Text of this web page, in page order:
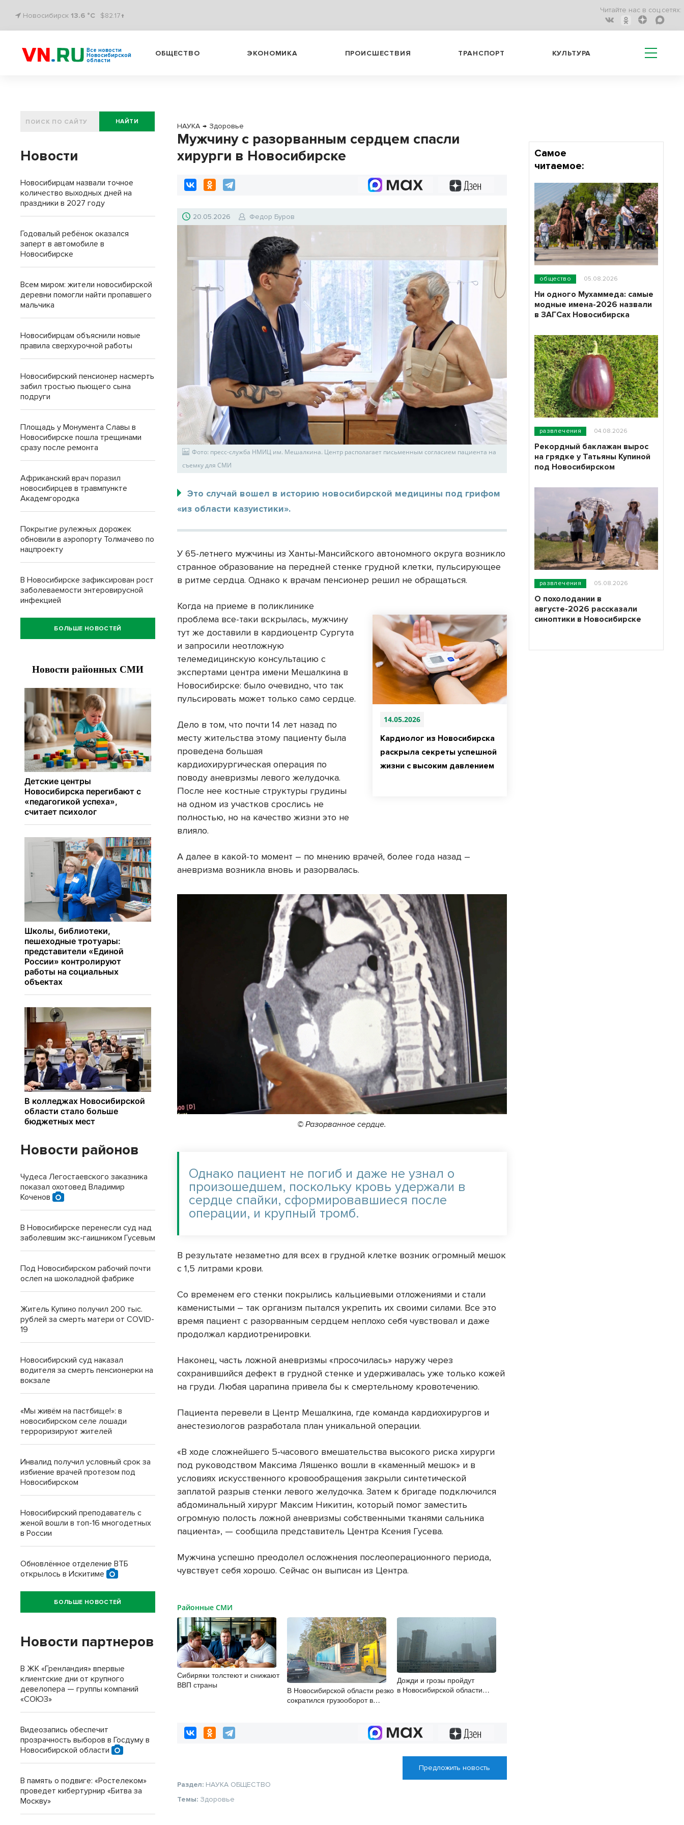
Новосибирск 13.6 °C $82.17↑
Читайте нас в соц.сетях:
Все новости
Новосибирской
области
ОБЩЕСТВО ЭКОНОМИКА ПРОИСШЕСТВИЯ ТРАНСПОРТ КУЛЬТУРА
НАУКА → Здоровье
Мужчину с разорванным сердцем спасли
хирурги в Новосибирске
20.05.2026 Федор Буров
Фото: пресс-служба НМИЦ им. Мешалкина. Центр располагает письменным согласием пациента на
съемку для СМИ
Это случай вошел в историю новосибирской медицины под грифом
«из области казуистики».
У 65-летнего мужчины из Ханты-Мансийского автономного округа возникло
странное образование на передней стенке грудной клетки, пульсирующее
в ритме сердца. Однако к врачам пенсионер решил не обращаться.
14.05.2026
Кардиолог из Новосибирска
раскрыла секреты успешной
жизни с высоким давлением
Когда на приеме в поликлинике
проблема все-таки вскрылась, мужчину
тут же доставили в кардиоцентр Сургута
и запросили неотложную
телемедицинскую консультацию с
экспертами центра имени Мешалкина в
Новосибирске: было очевидно, что так
пульсировать может только само сердце.
Дело в том, что почти 14 лет назад по
месту жительства этому пациенту была
проведена большая
кардиохирургическая операция по
поводу аневризмы левого желудочка.
После нее костные структуры грудины
на одном из участков срослись не
полностью, но на качество жизни это не
влияло.
А далее в какой-то момент – по мнению врачей, более года назад –
аневризма возникла вновь и разорвалась.
© Разорванное сердце.
Однако пациент не погиб и даже не узнал о
произошедшем, поскольку кровь удержали в
сердце спайки, сформировавшиеся после
операции, и крупный тромб.
В результате незаметно для всех в грудной клетке возник огромный мешок
с 1,5 литрами крови.
Со временем его стенки покрылись кальциевыми отложениями и стали
каменистыми – так организм пытался укрепить их своими силами. Все это
время пациент с разорванным сердцем неплохо себя чувствовал и даже
продолжал кардиотренировки.
Наконец, часть ложной аневризмы «просочилась» наружу через
сохранившийся дефект в грудной стенке и удерживалась уже только кожей
на груди. Любая царапина привела бы к смертельному кровотечению.
Пациента перевели в Центр Мешалкина, где команда кардиохирургов и
анестезиологов разработала план уникальной операции.
«В ходе сложнейшего 5-часового вмешательства высокого риска хирурги
под руководством Максима Ляшенко вошли в «каменный мешок» и в
условиях искусственного кровообращения закрыли синтетической
заплатой разрыв стенки левого желудочка. Затем к бригаде подключился
абдоминальный хирург Максим Никитин, который помог заместить
огромную полость ложной аневризмы собственными тканями сальника
пациента», — сообщила представитель Центра Ксения Гусева.
Мужчина успешно преодолел осложнения послеоперационного периода,
чувствует себя хорошо. Сейчас он выписан из Центра.
Районные СМИ
Сибиряки толстеют и снижают
ВВП страны
В Новосибирской области резко
сократился грузооборот в
Дожди и грозы пройдут
в Новосибирской области
Предложить новость
Раздел: НАУКА ОБЩЕСТВО
Темы: Здоровье
НАЙТИ
Новости
Новосибирцам назвали точное
количество выходных дней на
праздники в 2027 году
Годовалый ребёнок оказался
заперт в автомобиле в
Новосибирске
Всем миром: жители новосибирской
деревни помогли найти пропавшего
мальчика
Новосибирцам объяснили новые
правила сверхурочной работы
Новосибирский пенсионер насмерть
забил тростью пьющего сына
подруги
Площадь у Монумента Славы в
Новосибирске пошла трещинами
сразу после ремонта
Африканский врач поразил
новосибирцев в травмпункте
Академгородка
Покрытие рулежных дорожек
обновили в аэропорту Толмачево по
нацпроекту
В Новосибирске зафиксирован рост
заболеваемости энтеровирусной
инфекцией
БОЛЬШЕ НОВОСТЕЙ
Новости районов
Чудеса Легостаевского заказника
показал охотовед Владимир
Коченов
В Новосибирске перенесли суд над
заболевшим экс-гаишником Гусевым
Под Новосибирском рабочий почти
ослеп на шоколадной фабрике
Житель Купино получил 200 тыс.
рублей за смерть матери от COVID-
19
Новосибирский суд наказал
водителя за смерть пенсионерки на
вокзале
«Мы живём на пастбище!»: в
новосибирском селе лошади
терроризируют жителей
Инвалид получил условный срок за
избиение врачей протезом под
Новосибирском
Новосибирский преподаватель с
женой вошли в топ-16 многодетных
в России
Обновлённое отделение ВТБ
открылось в Искитиме
БОЛЬШЕ НОВОСТЕЙ
Новости партнеров
В ЖК «Гренландия» впервые
клиентские дни от крупного
девелопера — группы компаний
«СОЮЗ»
Видеозапись обеспечит
прозрачность выборов в Госдуму в
Новосибирской области
В память о подвиге: «Ростелеком»
проведет кибертурнир «Битва за
Москву»
Самое
читаемое:
общество 05.08.2026
Ни одного Мухаммеда: самые
модные имена-2026 назвали
в ЗАГСах Новосибирска
развлечения 04.08.2026
Рекордный баклажан вырос
на грядке у Татьяны Купиной
под Новосибирском
развлечения 05.08.2026
О похолодании в
августе-2026 рассказали
синоптики в Новосибирске